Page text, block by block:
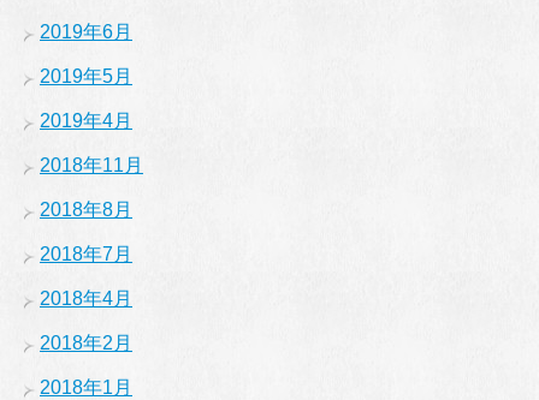
2019年6月
2019年5月
2019年4月
2018年11月
2018年8月
2018年7月
2018年4月
2018年2月
2018年1月